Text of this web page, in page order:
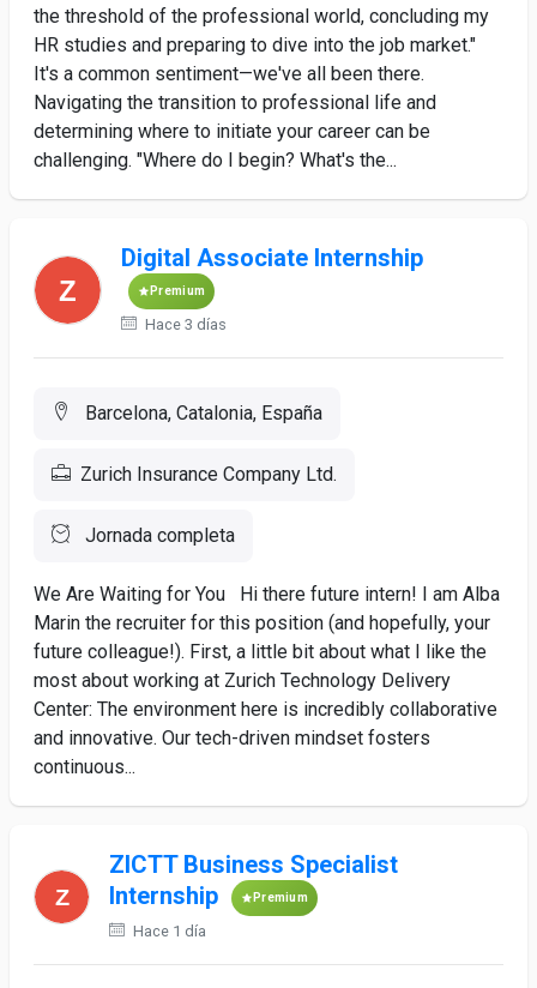
the threshold of the professional world, concluding my
HR studies and preparing to dive into the job market."
It's a common sentiment—we've all been there.
Navigating the transition to professional life and
determining where to initiate your career can be
challenging. "Where do I begin? What's the...
Digital Associate Internship
Premium
Hace 3 días
Barcelona, Catalonia, España
Zurich Insurance Company Ltd.
Jornada completa
We Are Waiting for You Hi there future intern! I am Alba
Marin the recruiter for this position (and hopefully, your
future colleague!). First, a little bit about what I like the
most about working at Zurich Technology Delivery
Center: The environment here is incredibly collaborative
and innovative. Our tech-driven mindset fosters
continuous...
ZICTT Business Specialist
Internship
Premium
Hace 1 día